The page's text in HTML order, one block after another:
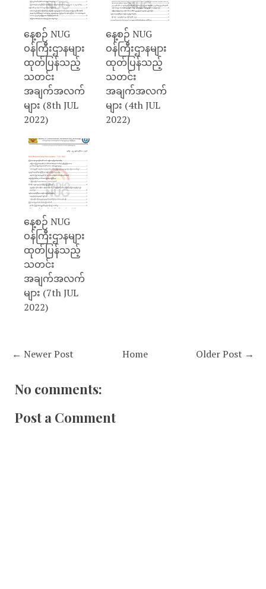
နေ့စဉ် NUG
ဝန်ကြီးဌာနများ
ထုတ်ပြန်သည့်
သတင်း
အချက်အလက်
များ (8th JUL
2022)
နေ့စဉ် NUG
ဝန်ကြီးဌာနများ
ထုတ်ပြန်သည့်
သတင်း
အချက်အလက်
များ (4th JUL
2022)
နေ့စဉ် NUG
ဝန်ကြီးဌာနများ
ထုတ်ပြန်သည့်
သတင်း
အချက်အလက်
များ (7th JUL
2022)
← Newer Post Older Post →
Home
No comments:
Post a Comment